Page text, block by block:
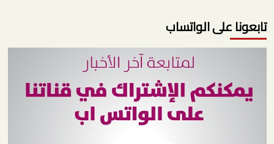
تابعونا على الواتساب